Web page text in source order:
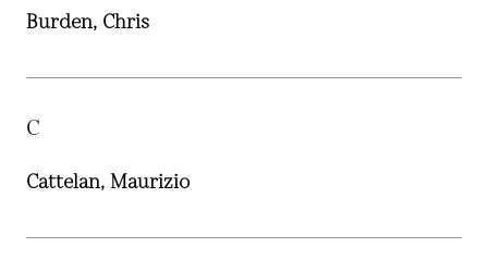
Burden, Chris
C
Cattelan, Maurizio